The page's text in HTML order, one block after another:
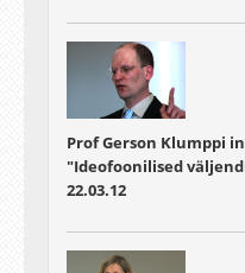
Prof Gerson Klumppi
"Ideofoonilised
22.03.12